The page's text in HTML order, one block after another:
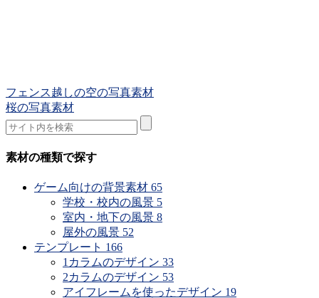
フェンス越しの空の写真素材
桜の写真素材
素材の種類で探す
ゲーム向けの背景素材 65
学校・校内の風景 5
室内・地下の風景 8
屋外の風景 52
テンプレート 166
1カラムのデザイン 33
2カラムのデザイン 53
アイフレームを使ったデザイン 19